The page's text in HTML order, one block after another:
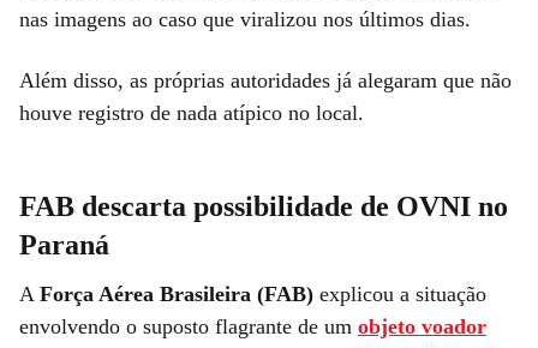
nas imagens ao caso que viralizou nos últimos dias.
Além disso, as próprias autoridades já alegaram que não
houve registro de nada atípico no local.
FAB descarta possibilidade de OVNI no
Paraná
A Força Aérea Brasileira (FAB) explicou a situação
envolvendo o suposto flagrante de um objeto voador